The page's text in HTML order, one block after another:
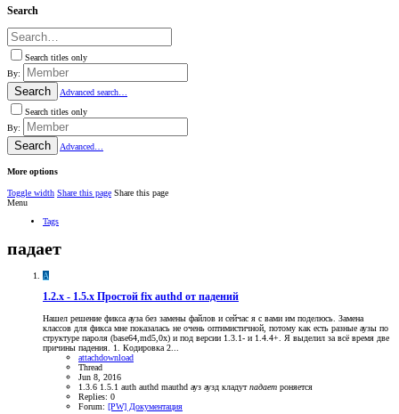
Search
Search titles only
By:
Search
Advanced search…
Search titles only
By:
Search Advanced…
More options
Toggle width Share this page Share this page
Menu
Tags
падает
A
1.2.x - 1.5.x Простой fix authd от падений
Нашел решение фикса ауза без замены файлов и сейчас я с вами им поделюсь. Замена
классов для фикса мне показалась не очень оптимистичной, потому как есть разные аузы по
структуре пароля (base64,md5,0x) и под версии 1.3.1- и 1.4.4+. Я выделил за всё время две
причины падения. 1. Кодировка 2...
attachdownload
Thread
Jun 8, 2016
1.3.6 1.5.1 auth authd mauthd ауз аузд кладутпадает роняется
Replies: 0
Forum: [PW] Документация